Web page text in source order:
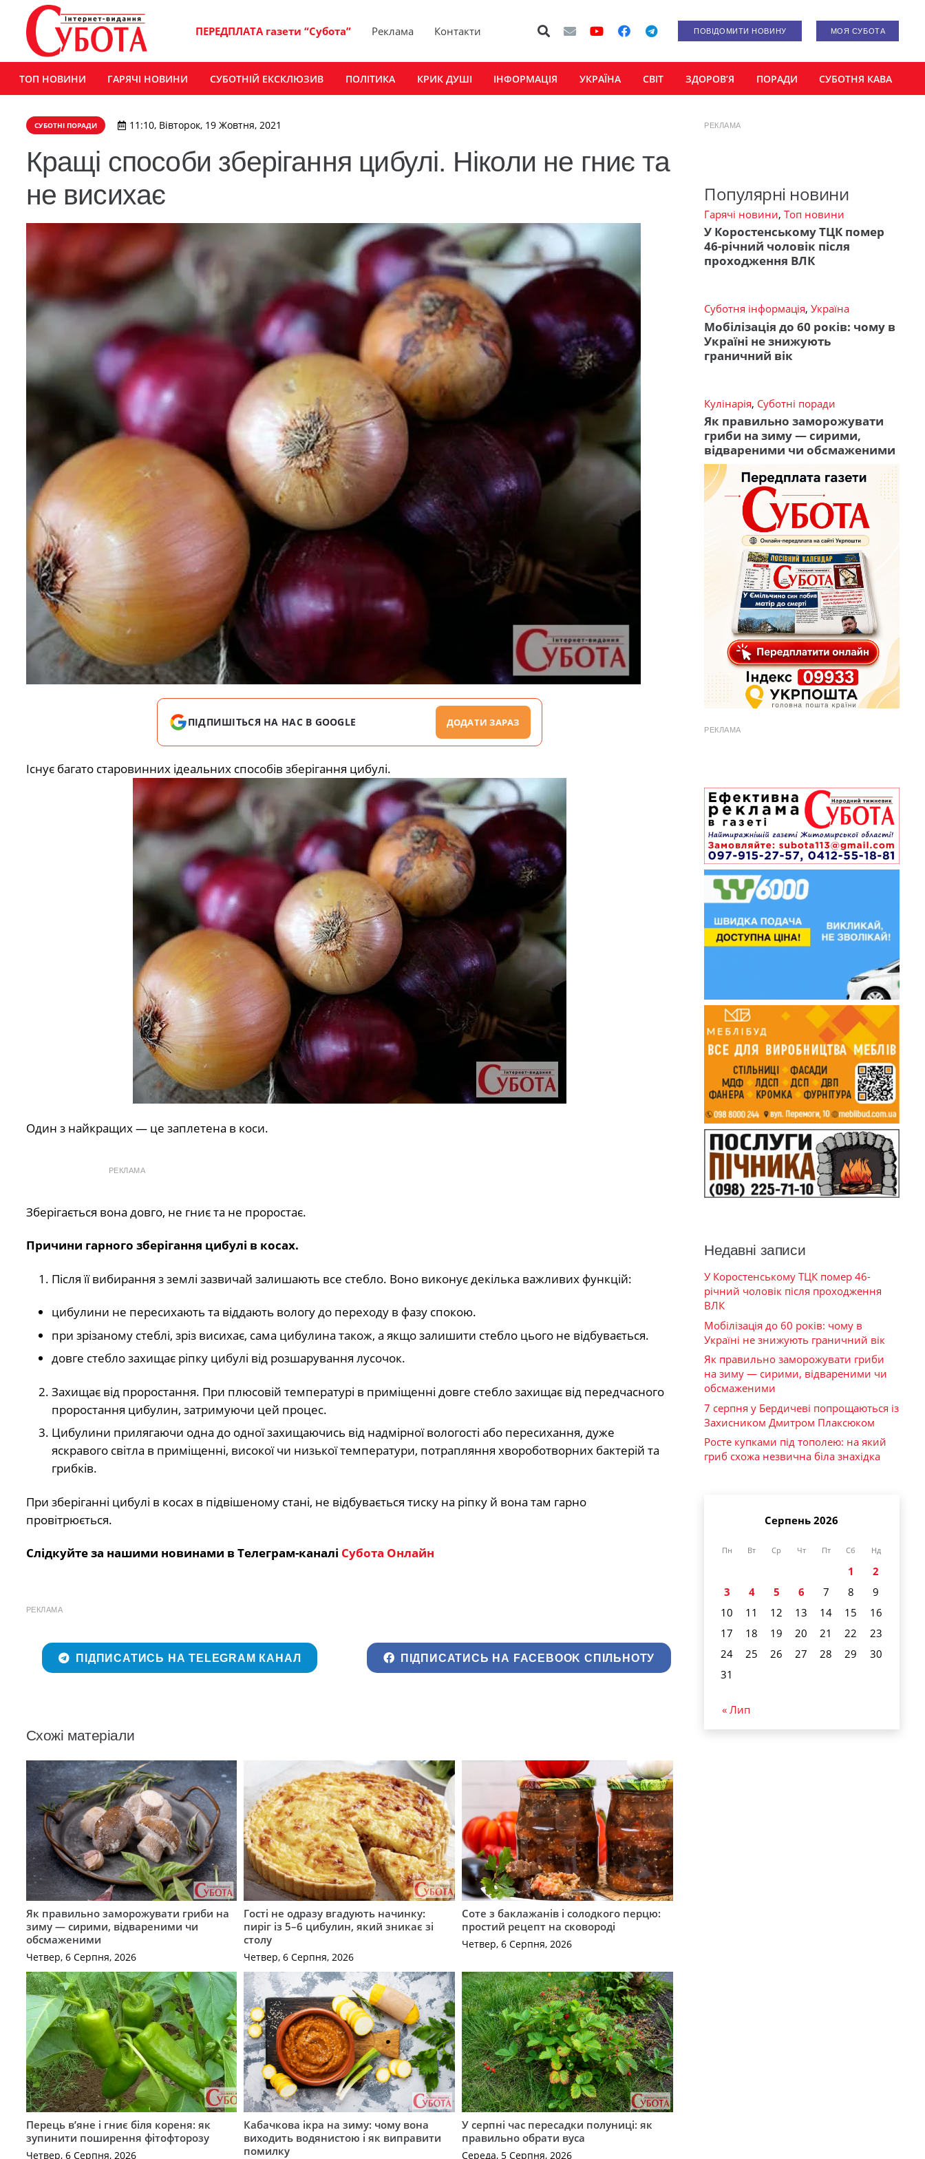
ПЕРЕДПЛАТА газети “Субота” Реклама Контакти ПОВІДОМИТИ НОВИНУ МОЯ СУБОТА
ТОП НОВИНИ ГАРЯЧІ НОВИНИ СУБОТНІЙ ЕКСКЛЮЗИВ ПОЛІТИКА КРИК ДУШІ ІНФОРМАЦІЯ УКРАЇНА СВІТ ЗДОРОВ’Я ПОРАДИ СУБОТНЯ КАВА
СУБОТНІ ПОРАДИ 11:10, Вівторок, 19 Жовтня, 2021
Кращі способи зберігання цибулі. Ніколи не гниє та
не висихає
ПІДПИШІТЬСЯ НА НАС В GOOGLE ДОДАТИ ЗАРАЗ
Існує багато старовинних ідеальних способів зберігання цибулі.
Один з найкращих — це заплетена в коси.
РЕКЛАМА
Зберігається вона довго, не гниє та не проростає.
Причини гарного зберігання цибулі в косах.
Після її вибирання з землі зазвичай залишають все стебло. Воно виконує декілька важливих функцій:
цибулини не пересихають та віддають вологу до переходу в фазу спокою.
при зрізаному стеблі, зріз висихає, сама цибулина також, а якщо залишити стебло цього не відбувається.
довге стебло захищає ріпку цибулі від розшарування лусочок.
Захищає від проростання. При плюсовій температурі в приміщенні довге стебло захищає від передчасного
проростання цибулин, затримуючи цей процес.
Цибулини прилягаючи одна до одної захищаючись від надмірної вологості або пересихання, дуже
яскравого світла в приміщенні, високої чи низької температури, потрапляння хвороботворних бактерій та
грибків.
При зберіганні цибулі в косах в підвішеному стані, не відбувається тиску на ріпку й вона там гарно
провітрюється.
Слідкуйте за нашими новинами в Телеграм-каналі Субота Онлайн
РЕКЛАМА
ПІДПИСАТИСЬ НА TELEGRAM КАНАЛ ПІДПИСАТИСЬ НА FACEBOOK СПІЛЬНОТУ
Схожі матеріали
Як правильно заморожувати гриби на
зиму — сирими, відвареними чи
обсмаженими
Четвер, 6 Серпня, 2026
Гості не одразу вгадують начинку:
пиріг із 5–6 цибулин, який зникає зі
столу
Четвер, 6 Серпня, 2026
Соте з баклажанів і солодкого перцю:
простий рецепт на сковороді
Четвер, 6 Серпня, 2026
Перець в’яне і гниє біля кореня: як
зупинити поширення фітофторозу
Четвер, 6 Серпня, 2026
Кабачкова ікра на зиму: чому вона
виходить водянистою і як виправити
помилку
У серпні час пересадки полуниці: як
правильно обрати вуса
Середа, 5 Серпня, 2026
РЕКЛАМА
Популярні новини
Гарячі новини, Топ новини
У Коростенському ТЦК помер
46-річний чоловік після
проходження ВЛК
Суботня інформація, Україна
Мобілізація до 60 років: чому в
Україні не знижують
граничний вік
Кулінарія, Суботні поради
Як правильно заморожувати
гриби на зиму — сирими,
відвареними чи обсмаженими
РЕКЛАМА
Недавні записи
У Коростенському ТЦК помер 46-
річний чоловік після проходження
ВЛК
Мобілізація до 60 років: чому в
Україні не знижують граничний вік
Як правильно заморожувати гриби
на зиму — сирими, відвареними чи
обсмаженими
7 серпня у Бердичеві попрощаються із
Захисником Дмитром Плаксюком
Росте купками під тополею: на який
гриб схожа незвична біла знахідка
Серпень 2026
Пн Вт Ср Чт Пт Сб Нд
1
2
3
4 5 6 7 8
9
10
11 12 13 14 15
16
17
18 19 20 21 22
23
24
25 26 27 28 29
30
31
« Лип